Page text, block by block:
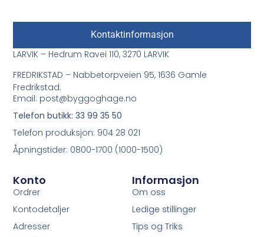
Informasjon
Om oss
Ledige stillinger
Tips og Triks
Konto
Ordrer
Kontodetaljer
Adresser
Kontaktinformasjon
LARVIK – Hedrum Ravei 110, 3270 LARVIK
FREDRIKSTAD – Nabbetorpveien 95, 1636 Gamle
Fredrikstad.
Email: post@byggoghage.no
Telefon butikk: 33 99 35 50
Telefon produksjon: 904 28 021
Åpningstider: 0800-1700 (1000-1500)